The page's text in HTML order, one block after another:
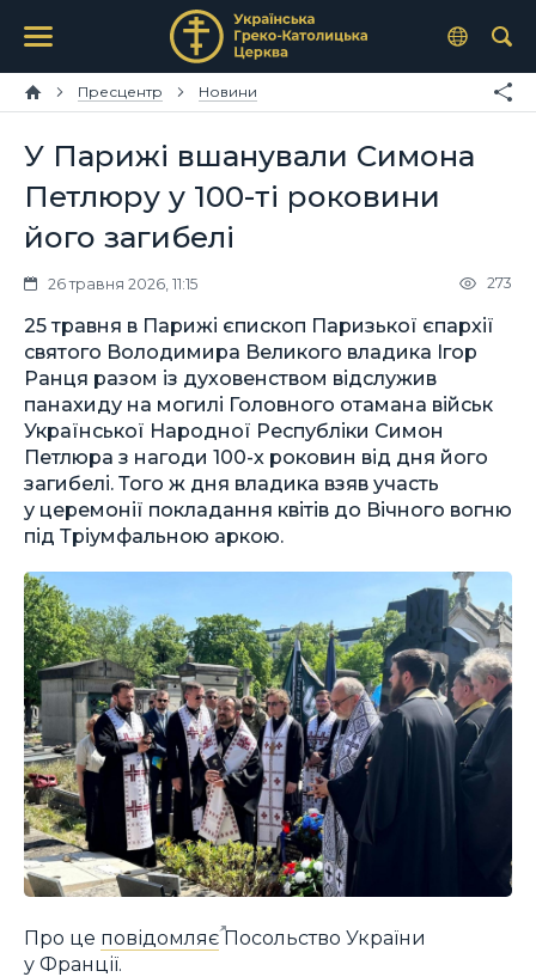
Пресцентр Новини
У Парижі вшанували Симона
Петлюру у 100-ті роковини
його загибелі
26 травня 2026, 11:15 273
25 травня в Парижі єпископ Паризької єпархії
святого Володимира Великого владика Ігор
Ранця разом із духовенством відслужив
панахиду на могилі Головного отамана військ
Української Народної Республіки Симон
Петлюра з нагоди 100-х роковин від дня його
загибелі. Того ж дня владика взяв участь
у церемонії покладання квітів до Вічного вогню
під Тріумфальною аркою.
Про це повідомляєПосольство України
у Франції.